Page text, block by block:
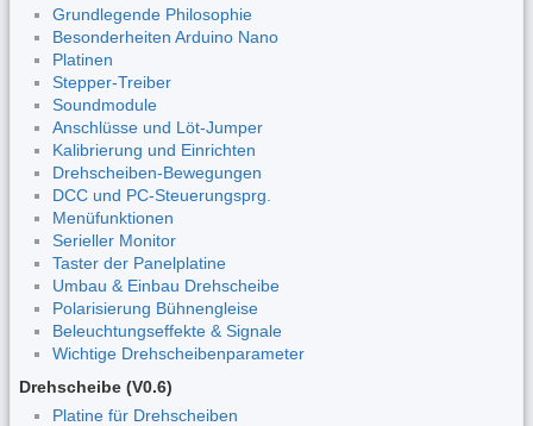
Grundlegende Philosophie
Besonderheiten Arduino Nano
Platinen
Stepper-Treiber
Soundmodule
Anschlüsse und Löt-Jumper
Kalibrierung und Einrichten
Drehscheiben-Bewegungen
DCC und PC-Steuerungsprg.
Menüfunktionen
Serieller Monitor
Taster der Panelplatine
Umbau & Einbau Drehscheibe
Polarisierung Bühnengleise
Beleuchtungseffekte & Signale
Wichtige Drehscheibenparameter
Drehscheibe (V0.6)
Platine für Drehscheiben